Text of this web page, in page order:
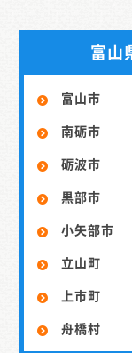
富山
富山市
南砺市
砺波市
黒部市
小矢部市
立山町
上市町
舟橋村